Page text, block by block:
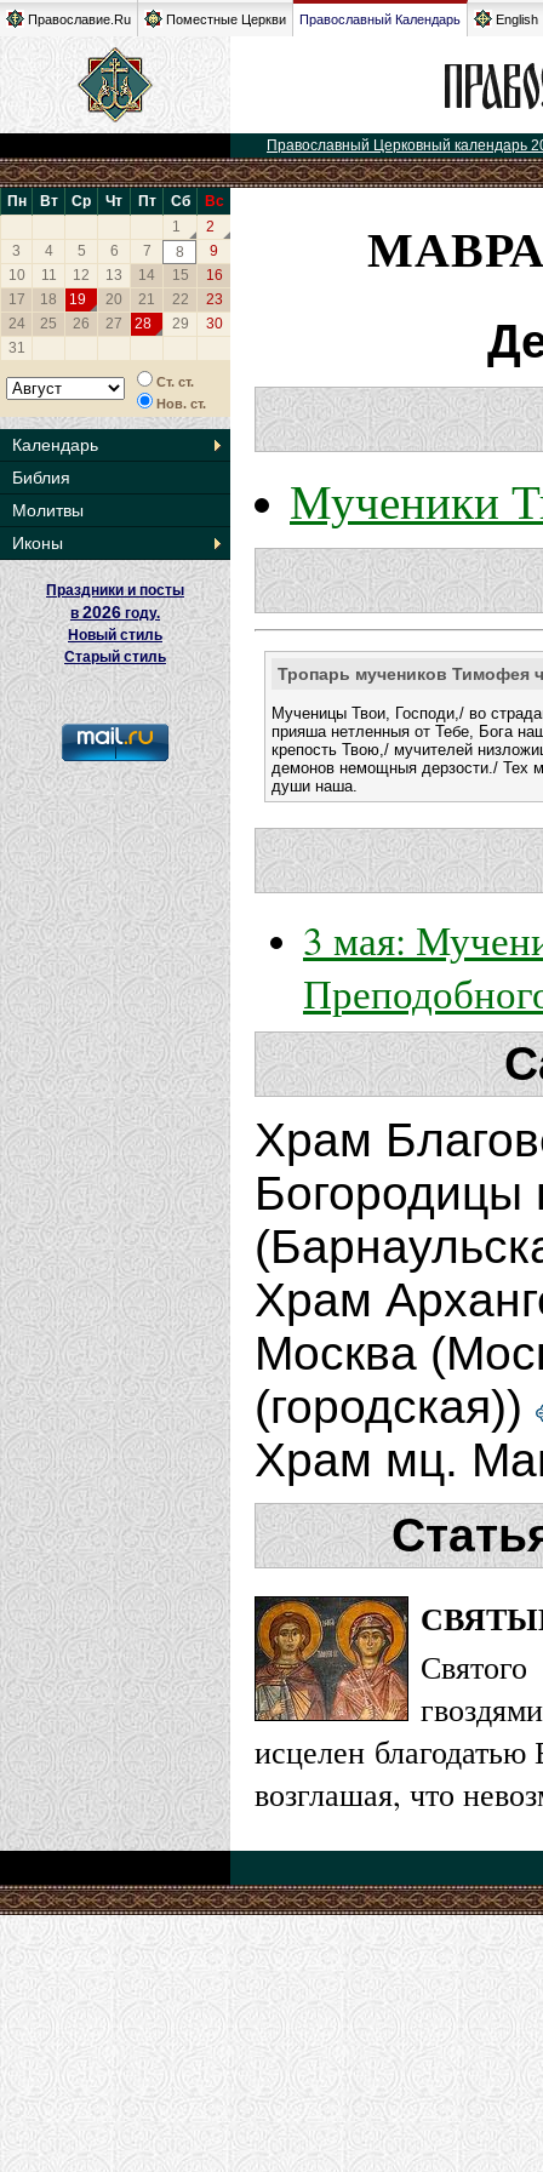
Православие.Ru Поместные Церкви Православный Календарь English
Православный Церковный календарь
Пн Вт Ср Чт Пт Сб
Вс
1
2
3
4 5 6 7 8
9
10
11 12 13 14 15
16
17
18 19 20 21 22
23
24
25 26 27 28 29
30
31
Ст. ст.
Нов. ст.
Календарь
Библия
Молитвы
Иконы
Праздники и посты
в2026 году.
Новый стиль
Старый стиль
Мученики
Тропарь мучеников Тимофея
Мученицы Твои, Господи,/ во
прияша нетленныя от Тебе, Бога
крепость Твою,/ мучителей
демонов немощныя дерзости./ Тех
души наша.
3 мая:
Храм
Богородицы
Храм
Москва
(городская))
Храм мц.
исцелен
возглашая, что